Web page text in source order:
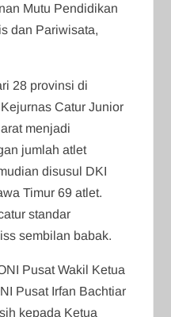
Mutu Pendidikan
dan Pariwisata,
28 provinsi di
Catur Junior
menjadi
jumlah atlet
disusul DKI
Timur 69 atlet.
standar
sembilan babak.
Pusat Wakil Ketua
Pusat Irfan Bachtiar
kepada Ketua